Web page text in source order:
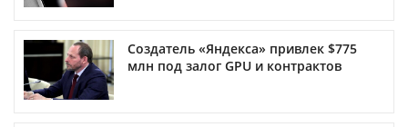
Создатель «Яндекса» привлек $775
млн под залог GPU и контрактов